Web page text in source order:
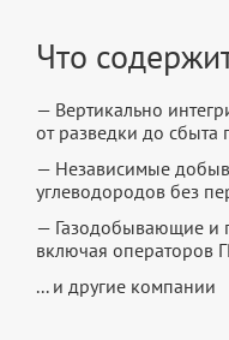
Что
— Вертикально
от разведки до сбыта
— Независимые
углеводородов без
— Газодобывающие и
включая операторов
... и другие компании